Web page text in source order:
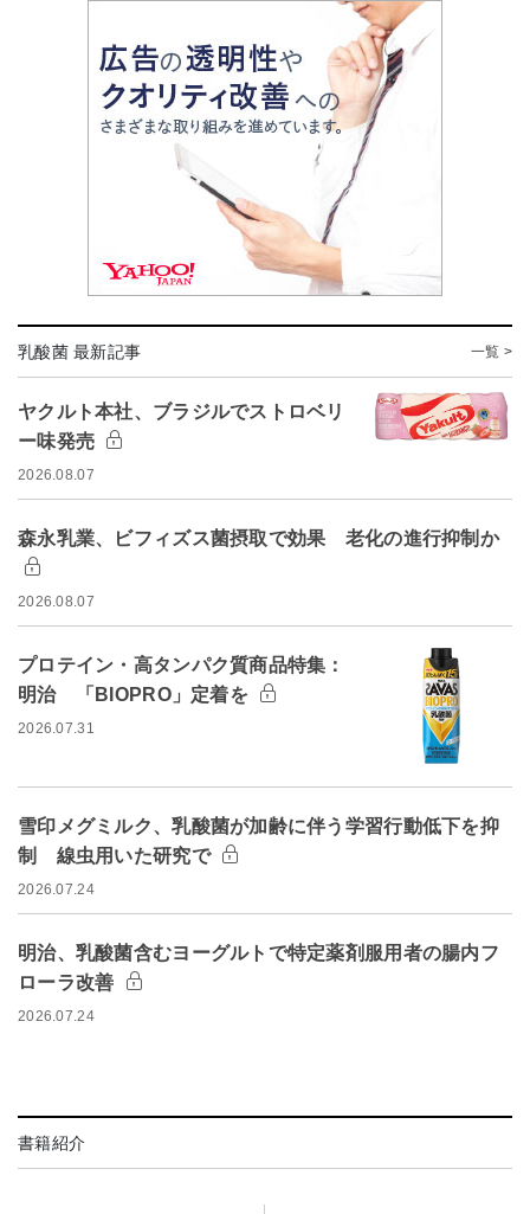
乳酸菌 最新記事 一覧 >
ヤクルト本社、ブラジルでストロベリ
ー味発売
2026.08.07
森永乳業、ビフィズス菌摂取で効果 老化の進行抑制か
2026.08.07
プロテイン・高タンパク質商品特集：
明治 「BIOPRO」定着を
2026.07.31
雪印メグミルク、乳酸菌が加齢に伴う学習行動低下を抑
制 線虫用いた研究で
2026.07.24
明治、乳酸菌含むヨーグルトで特定薬剤服用者の腸内フ
ローラ改善
2026.07.24
書籍紹介